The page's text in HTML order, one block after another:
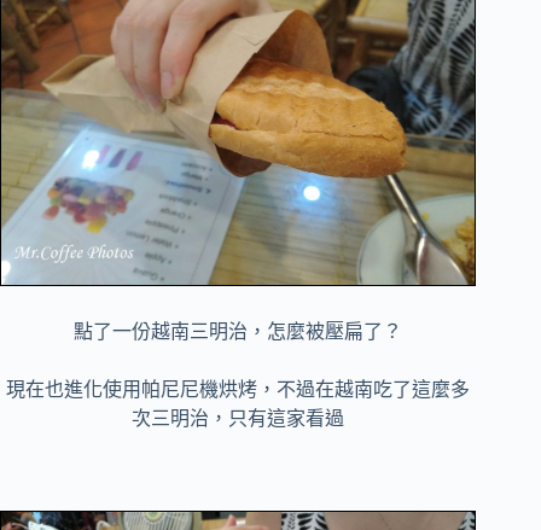
點了一份越南三明治，怎麼被壓扁了？
現在也進化使用帕尼尼機烘烤，不過在越南吃了這麼多
次三明治，只有這家看過